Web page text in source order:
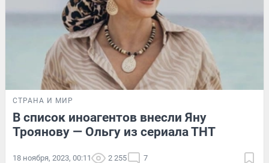
СТРАНА И МИР
В список иноагентов внесли Яну
Троянову — Ольгу из сериала ТНТ
18 ноября, 2023, 00:11 2 255 7